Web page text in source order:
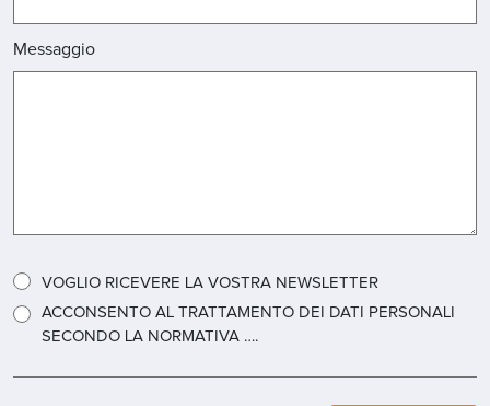
Messaggio
VOGLIO RICEVERE LA VOSTRA NEWSLETTER
ACCONSENTO AL TRATTAMENTO DEI DATI PERSONALI
SECONDO LA NORMATIVA ….